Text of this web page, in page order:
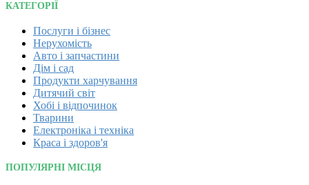
КАТЕГОРІЇ
Послуги і бізнес
Нерухомість
Авто і запчастини
Дім і сад
Продукти харчування
Дитячий світ
Хобі і відпочинок
Тварини
Електроніка і техніка
Краса і здоров'я
ПОПУЛЯРНІ МІСЦЯ